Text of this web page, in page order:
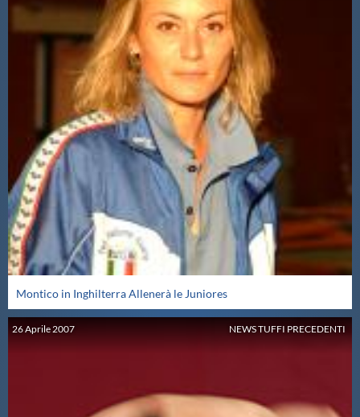
Montico in Inghilterra Allenerà le Juniores
NEWS TUFFI PRECEDENTI
26Aprile2007